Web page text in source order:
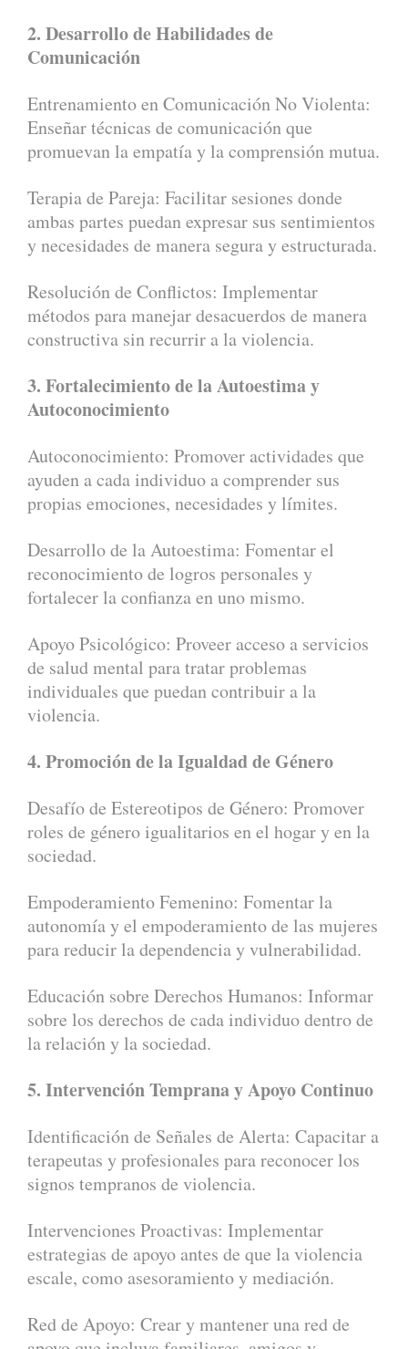
2. Desarrollo de Habilidades de
Comunicación
Entrenamiento en Comunicación No Violenta:
Enseñar técnicas de comunicación que
promuevan la empatía y la comprensión mutua.
Terapia de Pareja: Facilitar sesiones donde
ambas partes puedan expresar sus sentimientos
y necesidades de manera segura y estructurada.
Resolución de Conflictos: Implementar
métodos para manejar desacuerdos de manera
constructiva sin recurrir a la violencia.
3. Fortalecimiento de la Autoestima y
Autoconocimiento
Autoconocimiento: Promover actividades que
ayuden a cada individuo a comprender sus
propias emociones, necesidades y límites.
Desarrollo de la Autoestima: Fomentar el
reconocimiento de logros personales y
fortalecer la confianza en uno mismo.
Apoyo Psicológico: Proveer acceso a servicios
de salud mental para tratar problemas
individuales que puedan contribuir a la
violencia.
4. Promoción de la Igualdad de Género
Desafío de Estereotipos de Género: Promover
roles de género igualitarios en el hogar y en la
sociedad.
Empoderamiento Femenino: Fomentar la
autonomía y el empoderamiento de las mujeres
para reducir la dependencia y vulnerabilidad.
Educación sobre Derechos Humanos: Informar
sobre los derechos de cada individuo dentro de
la relación y la sociedad.
5. Intervención Temprana y Apoyo Continuo
Identificación de Señales de Alerta: Capacitar a
terapeutas y profesionales para reconocer los
signos tempranos de violencia.
Intervenciones Proactivas: Implementar
estrategias de apoyo antes de que la violencia
escale, como asesoramiento y mediación.
Red de Apoyo: Crear y mantener una red de